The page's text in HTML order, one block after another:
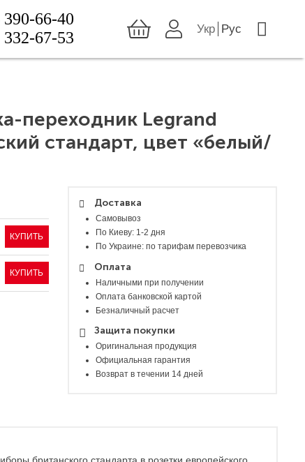
переходник Legrand
стандарт, цвет «белый/
Доставка
Самовывоз
По Киеву: 1-2 дня
По Украине: по тарифам перевозчика
Оплата
Наличными при получении
Оплата банковской картой
Безналичный расчет
Защита покупки
Оригинальная продукция
Официальная гарантия
Возврат в течении 14 дней
КУПИТЬ
КУПИТЬ
390-66-40
332-67-53
Укр Рус